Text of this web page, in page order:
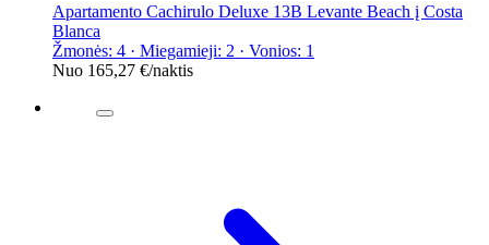
Apartamento Cachirulo Deluxe 13B Levante Beach į Costa
Blanca
Žmonės: 4 · Miegamieji: 2 · Vonios: 1
Nuo 165,27 €/naktis